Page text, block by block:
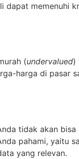
dapat memenuhi
(undervalued)
harga di pasar
tidak akan bisa
pahami, yaitu
yang relevan.